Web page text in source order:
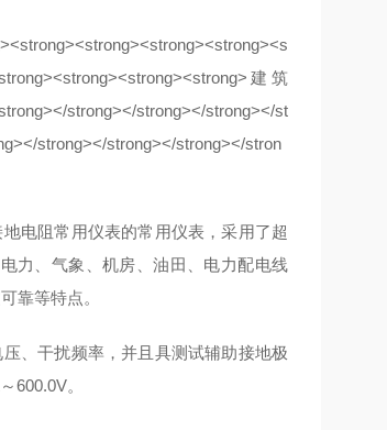
电阻常用仪表的常用仪表，采用了超
力、气象、机房、油田、电力配电线
靠等特点。
、干扰频率，并且具测试辅助接地极
600.0V。